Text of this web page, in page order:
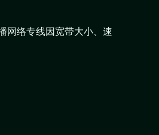
网络专线因宽带大小、速